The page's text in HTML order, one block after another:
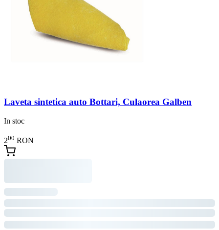
Laveta sintetica auto Bottari, Culaorea Galben
In stoc
200 RON